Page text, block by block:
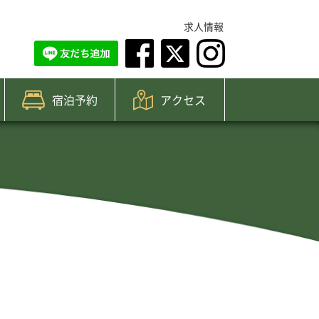
求人情報
宿泊予約 アクセス